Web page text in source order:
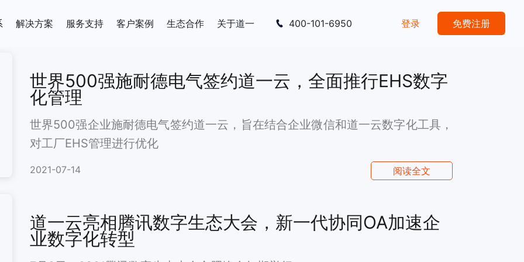
解决方案 服务支持 客户案例 生态合作 关于道一 400-101-6950 登录 免费注册
世界500强施耐德电气签约道一云，全面推行EHS数字
化管理
世界500强企业施耐德电气签约道一云，旨在结合企业微信和道一云数字化工具，
对工厂EHS管理进行优化
2021-07-14 阅读全文
道一云亮相腾讯数字生态大会，新一代协同OA加速企
业数字化转型